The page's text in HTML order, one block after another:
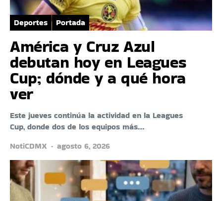
Deportes Portada
América y Cruz Azul
debutan hoy en Leagues
Cup; dónde y a qué hora
ver
Este jueves continúa la actividad en la Leagues
Cup, donde dos de los equipos más…
NotiCDMX
agosto 6, 2026